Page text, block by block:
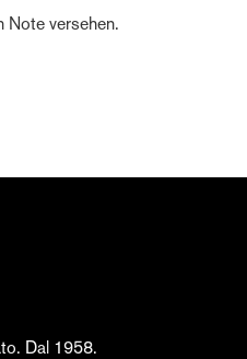
Note versehen.
dall'interior design
Dal 1958.